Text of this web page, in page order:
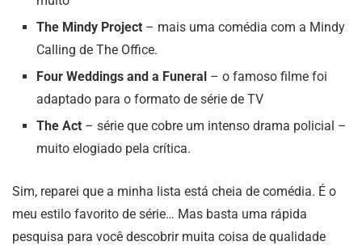
The Mindy Project – mais uma comédia com a Mindy
Calling de The Office.
Four Weddings and a Funeral – o famoso filme foi
adaptado para o formato de série de TV
The Act – série que cobre um intenso drama policial –
muito elogiado pela crítica.
Sim, reparei que a minha lista está cheia de comédia. É o
meu estilo favorito de série… Mas basta uma rápida
pesquisa para você descobrir muita coisa de qualidade